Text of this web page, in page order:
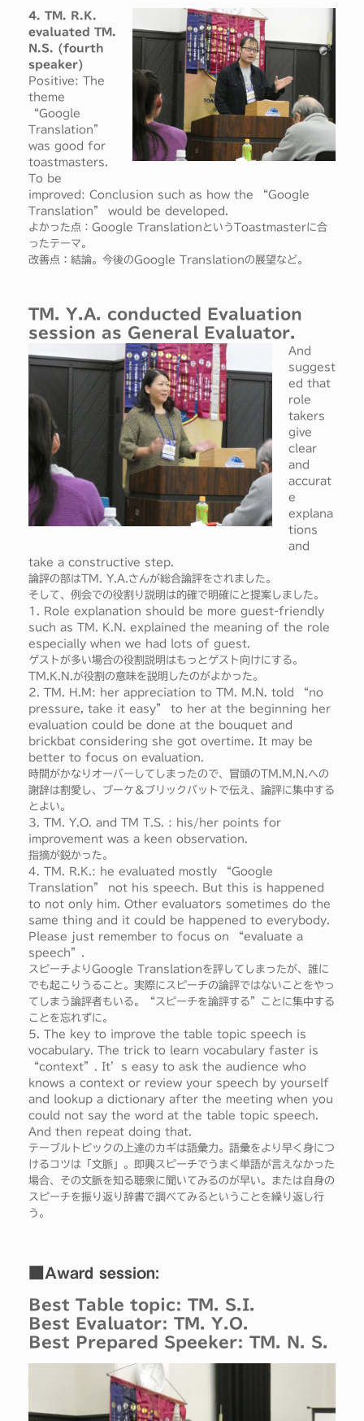
4. TM. R.K.
evaluated TM.
N.S. (fourth
speaker)
Positive: The
theme
“Google
Translation”
was good for
toastmasters.
To be
improved: Conclusion such as how the “Google
Translation” would be developed.
よかった点：Google TranslationというToastmasterに合
ったテーマ。
改善点：結論。今後のGoogle Translationの展望など。
TM. Y.A. conducted Evaluation
session as General Evaluator.
And
suggest
ed that
role
takers
give
clear
and
accurat
e
explana
tions
and
take a constructive step.
論評の部はTM. Y.A.さんが総合論評をされました。
そして、例会での役割り説明は的確で明確にと提案しました。
1. Role explanation should be more guest-friendly
such as TM. K.N. explained the meaning of the role
especially when we had lots of guest.
ゲストが多い場合の役割説明はもっとゲスト向けにする。
TM.K.N.が役割の意味を説明したのがよかった。
2. TM. H.M: her appreciation to TM. M.N. told “no
pressure, take it easy” to her at the beginning her
evaluation could be done at the bouquet and
brickbat considering she got overtime. It may be
better to focus on evaluation.
時間がかなりオーバーしてしまったので、冒頭のTM.M.N.への
謝辞は割愛し、ブーケ＆ブリックバットで伝え、論評に集中する
とよい。
3. TM. Y.O. and TM T.S. : his/her points for
improvement was a keen observation.
指摘が鋭かった。
4. TM. R.K.: he evaluated mostly “Google
Translation” not his speech. But this is happened
to not only him. Other evaluators sometimes do the
same thing and it could be happened to everybody.
Please just remember to focus on “evaluate a
speech”.
スピーチよりGoogle Translationを評してしまったが、誰に
でも起こりうること。実際にスピーチの論評ではないことをやっ
てしまう論評者もいる。“スピーチを論評する”ことに集中する
ことを忘れずに。
5. The key to improve the table topic speech is
vocabulary. The trick to learn vocabulary faster is
“context”. It’s easy to ask the audience who
knows a context or review your speech by yourself
and lookup a dictionary after the meeting when you
could not say the word at the table topic speech.
And then repeat doing that.
テーブルトピックの上達のカギは語彙力。語彙をより早く身につ
けるコツは「文脈」。即興スピーチでうまく単語が言えなかった
場合、その文脈を知る聴衆に聞いてみるのが早い。または自身の
スピーチを振り返り辞書で調べてみるということを繰り返し行
う。
■Award session:
Best Table topic: TM. S.I.
Best Evaluator: TM. Y.O.
Best Prepared Speeker: TM. N. S.